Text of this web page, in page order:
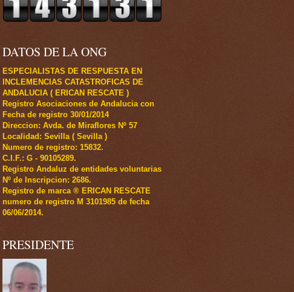
DATOS DE LA ONG
ESPECIALISTAS DE RESPUESTA EN
INCLEMENCIAS CATASTROFICAS DE
ANDALUCIA ( ERICAN RESCATE )
Registro Asociaciones de Andalucia con
Fecha de registro 30/01/2014
Direccion: Avda. de Miraflores Nº 57
Localidad: Sevilla ( Sevilla )
Numero de registro: 15832.
C.I.F.: G - 90105289.
Registro Andaluz de entidades voluntarias
Nº de Inscripcion: 2686.
Registro de marca ® ERICAN RESCATE
numero de registro M 3101985 de fecha
06/06/2014.
PRESIDENTE